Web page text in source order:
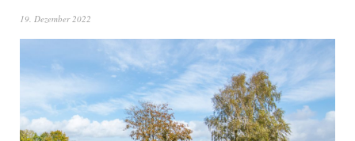
19. Dezember 2022